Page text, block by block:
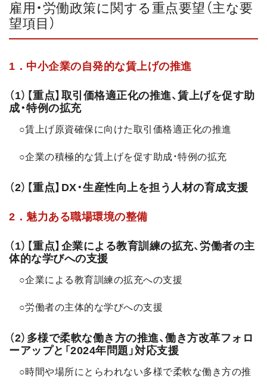
雇用・労働政策に関する重点要望（主な要
望項目）
1．中小企業の自発的な賃上げの推進
（1）【重点】取引価格適正化の推進、賃上げを促す助
成・特例の拡充
○賃上げ原資確保に向けた取引価格適正化の推進
○企業の積極的な賃上げを促す助成・特例の拡充
（2）【重点】DX・生産性向上を担う人材の育成支援
2．魅力ある職場環境の整備
（1）【重点】企業による教育訓練の拡充、労働者の主
体的な学びへの支援
○企業による教育訓練の拡充への支援
○労働者の主体的な学びへの支援
（2）多様で柔軟な働き方の推進、働き方改革フォロ
ーアップと「2024年問題」対応支援
○時間や場所にとらわれない多様で柔軟な働き方の推